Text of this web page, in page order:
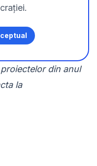
din anul
la